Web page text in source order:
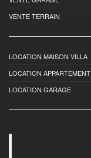
VENTE TERRAIN
LOCATION MAISON VILLA
LOCATION APPARTEMENT
LOCATION GARAGE